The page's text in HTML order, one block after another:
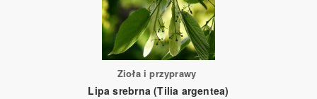
Zioła i przyprawy
Lipa srebrna (Tilia argentea)